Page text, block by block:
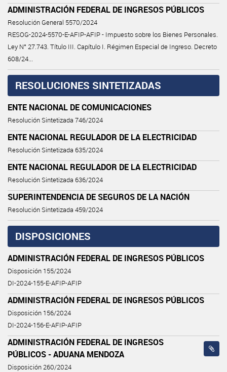
ADMINISTRACIÓN FEDERAL DE INGRESOS PÚBLICOS
Resolución General 5570/2024
RESOG-2024-5570-E-AFIP-AFIP - Impuesto sobre los Bienes Personales.
Ley N° 27.743. Título III. Capítulo I. Régimen Especial de Ingreso. Decreto
608/24...
RESOLUCIONES SINTETIZADAS
ENTE NACIONAL DE COMUNICACIONES
Resolución Sintetizada 746/2024
ENTE NACIONAL REGULADOR DE LA ELECTRICIDAD
Resolución Sintetizada 635/2024
ENTE NACIONAL REGULADOR DE LA ELECTRICIDAD
Resolución Sintetizada 636/2024
SUPERINTENDENCIA DE SEGUROS DE LA NACIÓN
Resolución Sintetizada 459/2024
DISPOSICIONES
ADMINISTRACIÓN FEDERAL DE INGRESOS PÚBLICOS
Disposición 155/2024
DI-2024-155-E-AFIP-AFIP
ADMINISTRACIÓN FEDERAL DE INGRESOS PÚBLICOS
Disposición 156/2024
DI-2024-156-E-AFIP-AFIP
ADMINISTRACIÓN FEDERAL DE INGRESOS
PÚBLICOS - ADUANA MENDOZA
Disposición 260/2024